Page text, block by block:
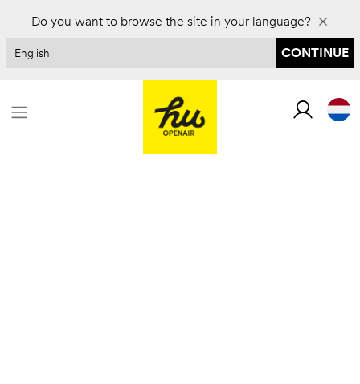
Do you want to browse the site in your language?
CONTINUE